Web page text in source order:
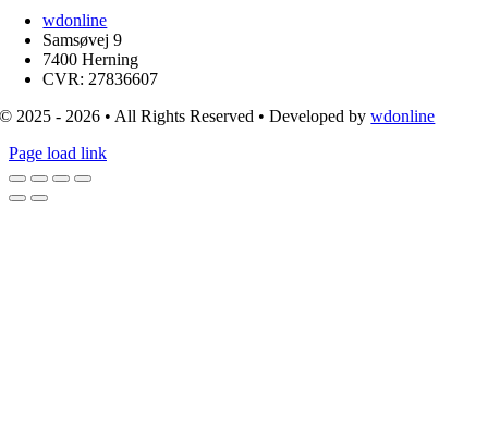
wdonline
Samsøvej 9
7400 Herning
CVR: 27836607
© 2025 - 2026 • All Rights Reserved • Developed bywdonline
Page load link